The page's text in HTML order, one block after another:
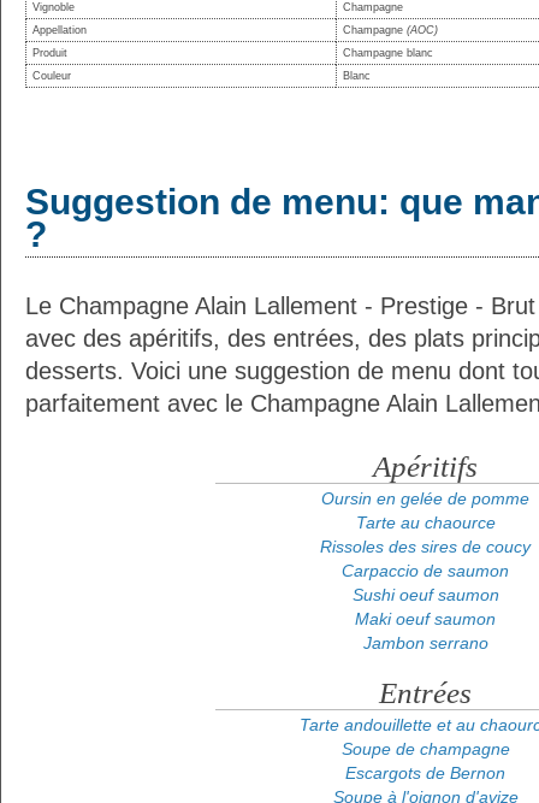
Vignoble
Champagne
Appellation
Champagne (AOC)
Produit
Champagne blanc
Couleur
Blanc
Suggestion de menu: que
?
Le Champagne Alain Lallement - Prestige -
avec des apéritifs, des entrées, des plats
desserts. Voici une suggestion de menu dont
parfaitement avec le Champagne Alain
Apéritifs
Oursin en gelée de pomme
Tarte au chaource
Rissoles des sires de coucy
Carpaccio de saumon
Sushi oeuf saumon
Maki oeuf saumon
Jambon serrano
Entrées
Tarte andouillette et au
Soupe de champagne
Escargots de Bernon
Soupe à l'oignon d'avize